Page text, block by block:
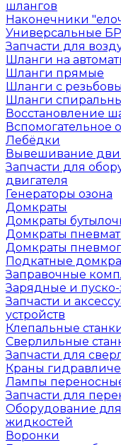
шлангов
Наконечники
Универсальные
Запчасти для
Шланги на
Шланги прямые
Шланги с
Шланги
Восстановление
Вспомогательное
Лебёдки
Вывешивание
Запчасти для
двигателя
Генераторы озона
Домкраты
Домкраты
Домкраты
Домкраты
Подкатные
Заправочные
Зарядные и пуско-
Запчасти и
устройств
Клепальные
Сверлильные
Запчасти для
Краны
Лампы
Запчасти для
Оборудование
жидкостей
Воронки